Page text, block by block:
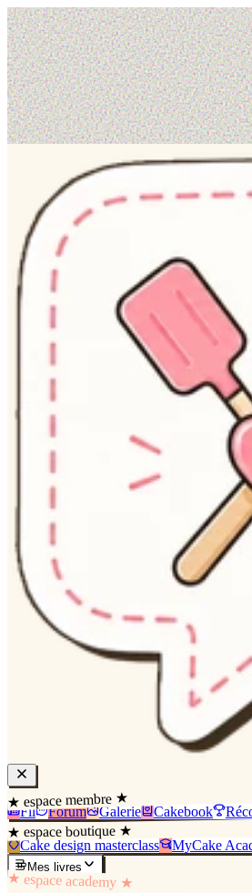
★ espace membre ★
Fil Forum Galerie Cakebook
★ espace boutique ★
Cake design masterclass MyCake
Mes livres
★ espace academy ★